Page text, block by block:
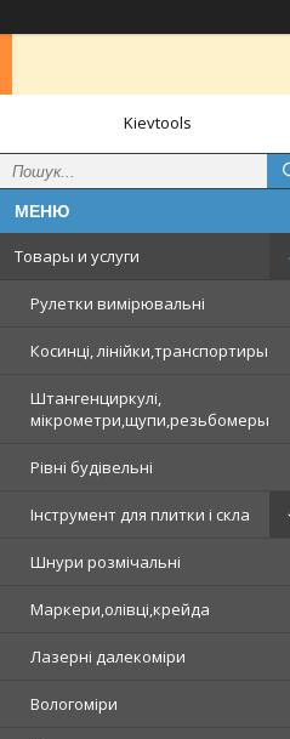
Kievtools
Товары и услуги
Рулетки вимірювальні
Косинці, лінійки,транспортиры
Штангенциркулі,
мікрометри,щупи,резьбомеры
Рівні будівельні
Інструмент для плитки і скла
Шнури розмічальні
Маркери,олівці,крейда
Лазерні далекоміри
Вологоміри